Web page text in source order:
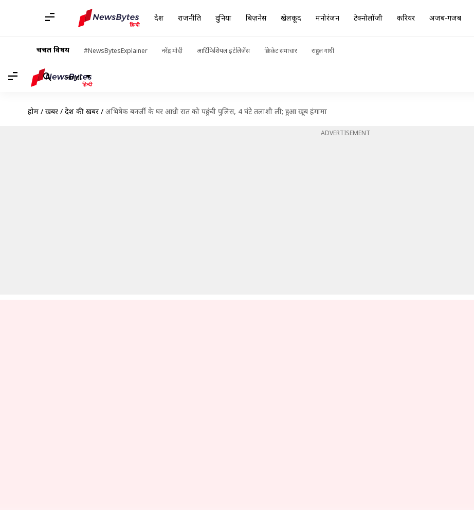
देश राजनीति दुनिया बिज़नेस खेलकूद मनोरंजन टेक्नोलॉजी करियर अजब-गजब
चर्चित विषय #NewsBytesExplainer नरेंद्र मोदी आर्टिफिशियल इंटेलिजेंस क्रिकेट समाचार राहुल गांधी
Hindi
होम / खबरें / देश की खबरें / अभिषेक बनर्जी के घर आधी रात को पहुंची पुलिस, 4 घंटे तलाशी ली; हुआ खूब हंगामा
ADVERTISEMENT